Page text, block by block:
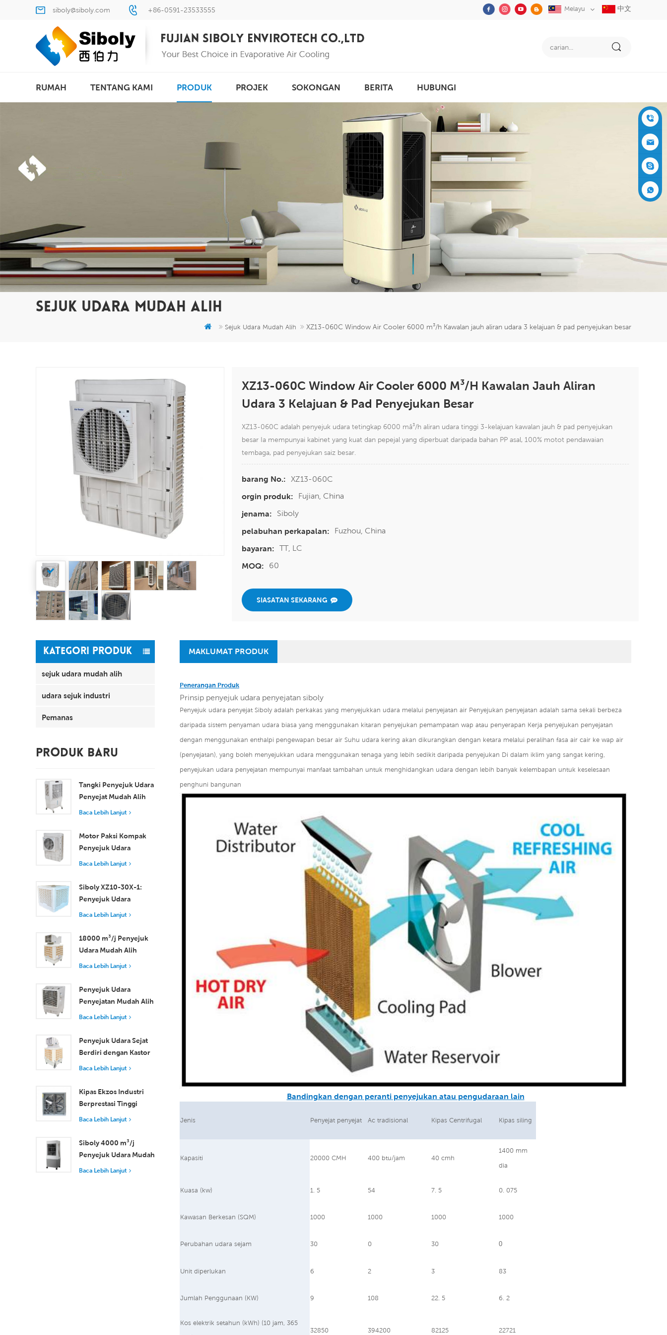
siboly@siboly.com +86-0591-23533555 Melayu 中文
RUMAH TENTANG KAMI PRODUK PROJEK SOKONGAN BERITA HUBUNGI
SEJUK UDARA MUDAH ALIH
Sejuk Udara Mudah Alih XZ13-060C Window Air Cooler 6000 m³/h Kawalan jauh aliran udara 3 kelajuan & pad penyejukan besar
XZ13-060C Window Air Cooler 6000 M³/h Kawalan Jauh Aliran
Udara 3 Kelajuan & Pad Penyejukan Besar
XZ13-060C adalah penyejuk udara tetingkap 6000 mâ³/h aliran udara tinggi 3-kelajuan kawalan jauh & pad penyejukan
besar Ia mempunyai kabinet yang kuat dan pepejal yang diperbuat daripada bahan PP asal, 100% motot pendawaian
tembaga, pad penyejukan saiz besar.
barang No.:
XZ13-060C
orgin produk:
Fujian, China
jenama:
Siboly
pelabuhan perkapalan:
Fuzhou, China
bayaran: TT, LC
MOQ:
60
SIASATAN SEKARANG
KATEGORI PRODUK
sejuk udara mudah alih
udara sejuk industri
Pemanas
PRODUK BARU
Tangki Penyejuk Udara
Penyejat Mudah Alih
100L 8000 m³/j XZ13-
Baca Lebih Lanjut
Motor Paksi Kompak
Penyejuk Udara
Tingkap Penyejukan
hingga Sederhana
Baca Lebih Lanjut
Siboly XZ10-30X-1:
Penyejuk Udara
Pengewapan
m3/j
Baca Lebih Lanjut
18000 m³/j Penyejuk
Udara Mudah Alih
Industri dengan Alat
Penyejukan Ruang
Besar
Baca Lebih Lanjut
Penyejuk Udara
Penyejatan Mudah Alih
18000 m³/j Kecekapan
Kawalan Jauh
Baca Lebih Lanjut
Penyejuk Udara Sejat
Berdiri dengan Kastor
dan Alat Kawalan Jauh
Udara
Baca Lebih Lanjut
Kipas Ekzos Industri
Berprestasi Tinggi
dengan Aliran Udara
Pengudaraan Unggul
Baca Lebih Lanjut
Siboly 4000 m³/j
Penyejuk Udara Mudah
Alih Industri 50L
Baca Lebih Lanjut
MAKLUMAT PRODUK
Penerangan Produk
Prinsip penyejuk udara penyejatan siboly
Penyejuk udara penyejat Siboly adalah perkakas yang menyejukkan udara melalui penyejatan air Penyejukan penyejatan adalah sama sekali berbeza
daripada sistem penyaman udara biasa yang menggunakan kitaran penyejukan pemampatan wap atau penyerapan Kerja penyejukan penyejatan
dengan menggunakan enthalpi pengewapan besar air Suhu udara kering akan dikurangkan dengan ketara melalui peralihan fasa air cair ke wap air
(penyejatan), yang boleh menyejukkan udara menggunakan tenaga yang lebih sedikit daripada penyejukan Di dalam iklim yang sangat kering,
penyejukan udara penyejatan mempunyai manfaat tambahan untuk menghidangkan udara dengan lebih banyak kelembapan untuk keselesaan
penghuni bangunan
Bandingkan dengan peranti penyejukan atau pengudaraan lain
Jenis Penyejat penyejat Ac tradisional Kipas Centrifugal Kipas siling
Kapasiti 20000 CMH 400 btu/jam 40 cmh
1400 mm
dia
Kuasa (kw) 1. 5 54 7. 5 0. 075
Kawasan Berkesan (SQM) 1000 1000 1000 1000
Perubahan udara sejam 30 0 30 0
Unit diperlukan 6 2 3 83
Jumlah Penggunaan (KW) 9 108 22. 5 6. 2
Kos elektrik setahun (kWh) (10 jam, 365
32850 394200 82125 22721
+86-05
91-2353
3555
siboly@s
iboly.co
evaporat
er
5951777